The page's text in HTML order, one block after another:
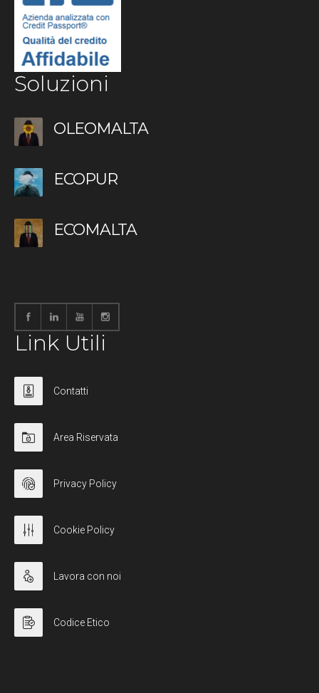
Soluzioni
OLEOMALTA
ECOPUR
ECOMALTA
Link Utili
Contatti
Area Riservata
Privacy Policy
Cookie Policy
Lavora con noi
Codice Etico